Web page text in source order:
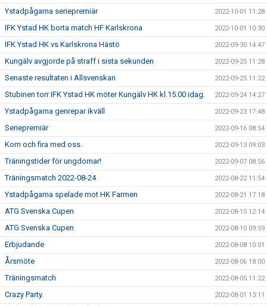
Ystadpågarna seriepremiär 2022-10-01 11:28
IFK Ystad HK borta match HF Karlskrona 2022-10-01 10:30
IFK Ystad HK vs Karlskrona Hästö 2022-09-30 14:47
Kungälv avgjorde på straff i sista sekunden 2022-09-25 11:28
Senaste resultaten i Allsvenskan 2022-09-25 11:22
Stubinen torr IFK Ystad HK möter Kungälv HK kl.15.00 idag. 2022-09-24 14:27
Ystadpågarna genrepar ikväll 2022-09-23 17:48
Seriepremiär 2022-09-16 08:54
Kom och fira med oss. 2022-09-13 09:03
Träningstider för ungdomar! 2022-09-07 08:56
Träningsmatch 2022-08-24 2022-08-22 11:54
Ystadpågarna spelade mot HK Farmen 2022-08-21 17:18
ATG Svenska Cupen 2022-08-15 12:14
ATG Svenska Cupen 2022-08-10 09:59
Erbjudande 2022-08-08 10:01
Årsmöte 2022-08-06 18:00
Träningsmatch 2022-08-05 11:22
Crazy Party. 2022-08-01 13:11